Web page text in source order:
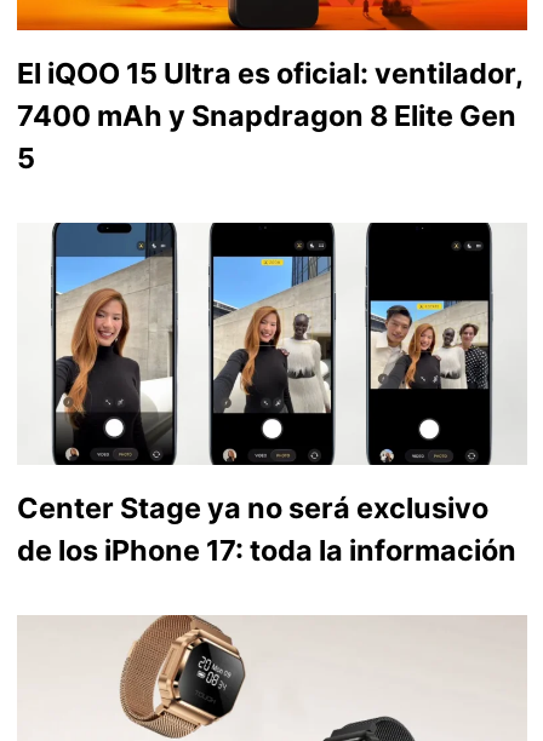
El iQOO 15 Ultra es oficial: ventilador,
7400 mAh y Snapdragon 8 Elite Gen
5
Center Stage ya no será exclusivo
de los iPhone 17: toda la información